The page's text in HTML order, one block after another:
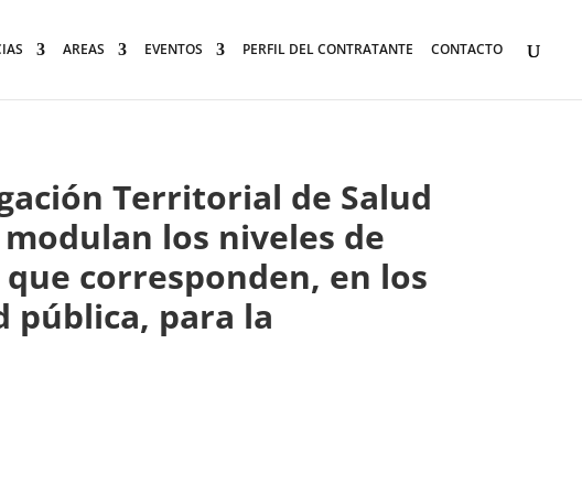
AREAS EVENTOS PERFIL DEL CONTRATANTE CONTACTO
Territorial de Salud
los niveles de
corresponden, en los
pública, para la